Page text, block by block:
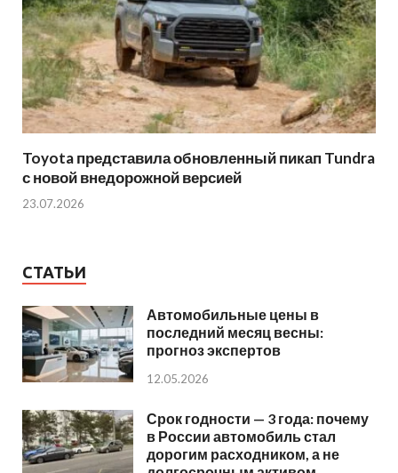
Toyota представила обновленный пикап Tundra
с новой внедорожной версией
23.07.2026
СТАТЬИ
Автомобильные цены в
последний месяц весны:
прогноз экспертов
12.05.2026
Срок годности — 3 года: почему
в России автомобиль стал
дорогим расходником, а не